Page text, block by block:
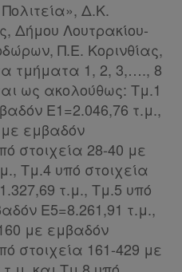
Δ.Κ.
Δήμου Λουτρακίου-
Π.Ε. Κορινθίας,
τμήματα 1, 2, 3,…., 8
ως ακολούθως: Τμ.1
Ε1=2.046,76 τ.μ.,
εμβαδόν
στοιχεία 28-40 με
Τμ.4 υπό στοιχεία
τ.μ., Τμ.5 υπό
Ε5=8.261,91 τ.μ.,
με εμβαδόν
στοιχεία 161-429 με